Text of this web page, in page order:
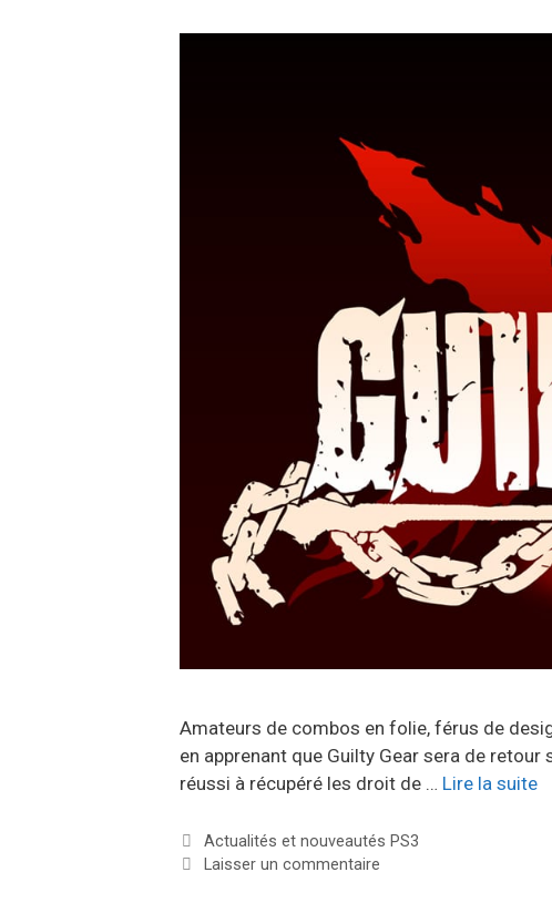
Amateurs de combos en folie, férus de
en apprenant que Guilty Gear sera de
réussi à récupéré les droit de … Lire la suite
Catégories
Actualités et nouveautés PS3
Laisser un commentaire